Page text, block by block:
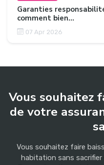
Garanties
comment bien...
07 Apr 2026
Vous souhaitez
de votre
Vous souhaitez faire
habitation sans